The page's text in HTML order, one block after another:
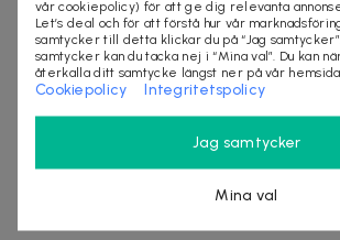
Mått innerdiameter: 22 mm
Vikt med förpackning: 145 g
Ergonomisk design: Ja
Montering: Passar de flesta
Ursprungsland: Nederländerna
vår cookiepolicy) för att ge dig relevanta
Let’s deal och för att förstå hur vår
samtycker till detta klickar du på “Jag
samtycker kan du tacka nej i “Mina val”. Du kan
återkalla ditt samtycke längst ner på vår hemsida.
Cookiepolicy Integritetspolicy
Jag samtycker
Mina val